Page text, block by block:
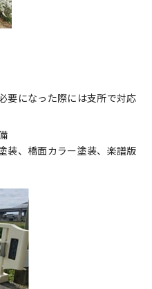
要になった際には支所で対応
装、橋面カラー塗装、楽譜版